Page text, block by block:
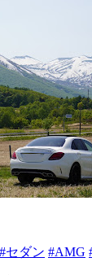
#セダン #AMG